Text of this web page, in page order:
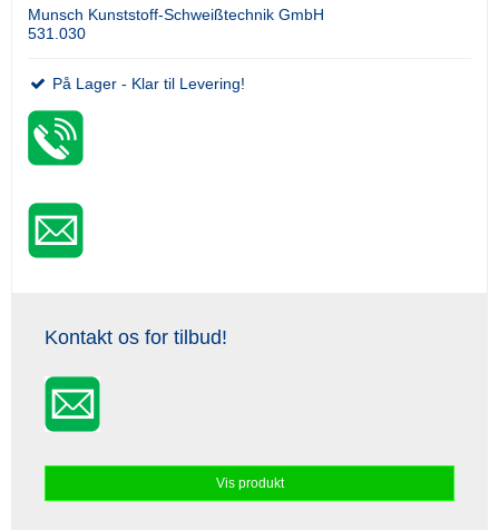
Munsch Kunststoff-Schweißtechnik GmbH
531.030
På Lager - Klar til Levering!
Kontakt os for tilbud!
Vis produkt